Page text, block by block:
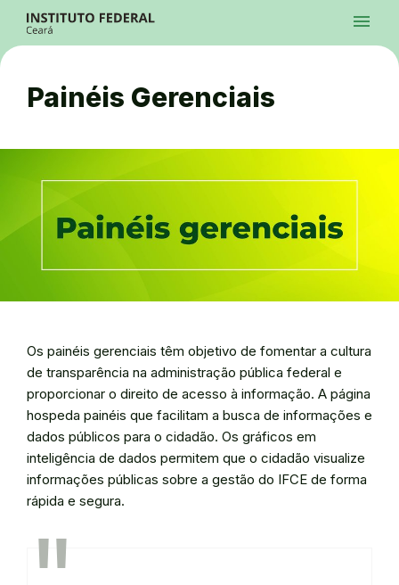
Ir para a busca
Ir para o menu principal
Ir para o conteúdo
Alto Contraste
Login da Área Administrativa
menu
Painéis Gerenciais
Os painéis gerenciais têm objetivo de fomentar a cultura
de transparência na administração pública federal e
proporcionar o direito de acesso à informação. A página
hospeda painéis que facilitam a busca de informações e
dados públicos para o cidadão. Os gráficos em
inteligência de dados permitem que o cidadão visualize
informações públicas sobre a gestão do IFCE de forma
rápida e segura.